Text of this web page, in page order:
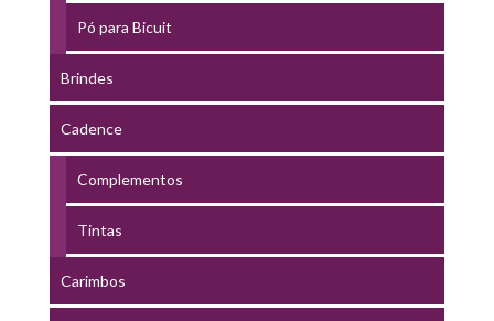
Pó para Bicuit
Brindes
Cadence
Complementos
Tintas
Carimbos